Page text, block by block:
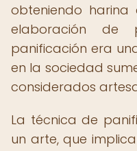
obteniendo
elaboración de
panificación era
en la sociedad
considerados
La técnica de
un arte, que